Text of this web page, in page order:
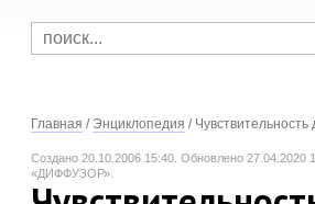
Главная / Энциклопедия / Чувствительность
Создано 20.10.2006 15:40. Обновлено 27.04.2020
«ДИФФУЗОР».